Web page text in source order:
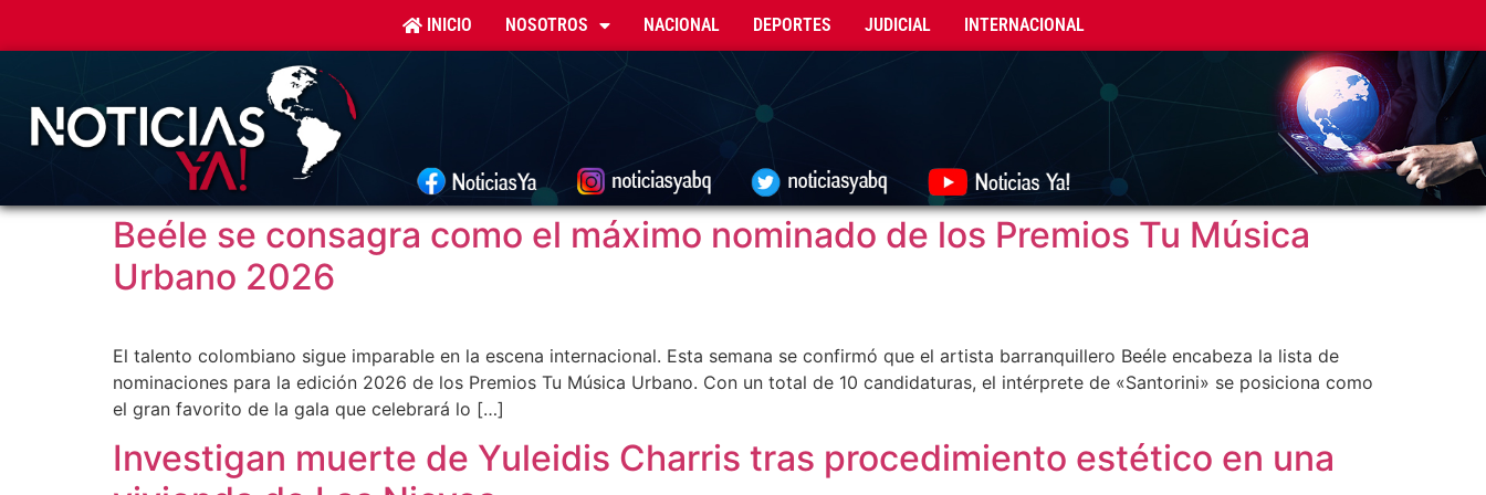
INICIO NOSOTROS NACIONAL DEPORTES JUDICIAL INTERNACIONAL
Beéle se consagra como el máximo nominado de los Premios Tu Música
Urbano 2026
El talento colombiano sigue imparable en la escena internacional. Esta semana se confirmó que el artista barranquillero Beéle encabeza la lista de
nominaciones para la edición 2026 de los Premios Tu Música Urbano. Con un total de 10 candidaturas, el intérprete de «Santorini» se posiciona como
el gran favorito de la gala que celebrará lo […]
Investigan muerte de Yuleidis Charris tras procedimiento estético en una